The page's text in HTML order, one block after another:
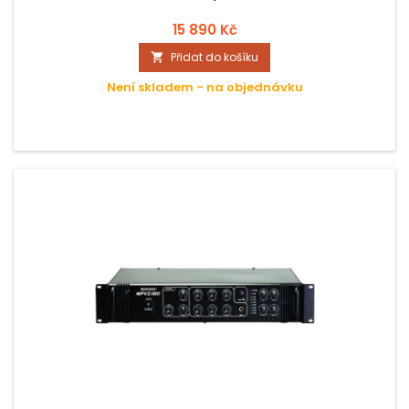
15 890 Kč
 Přidat do košíku
Není skladem - na objednávku